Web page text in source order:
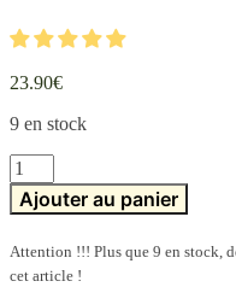
23.90€
9 en stock
quantité
de
Bong
rasta
Ajouter au panier
Attention !!! Plus que 9 en stock,
cet article !